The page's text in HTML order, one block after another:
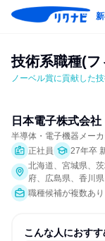
技術系職種(
ノーベル賞に貢献した
日本電子株式会社
半導体・電子機器メー
正社員
27年卒
北海道、宮城県、
府、広島県、香川
職種候補が複数あ
こんな人におすす